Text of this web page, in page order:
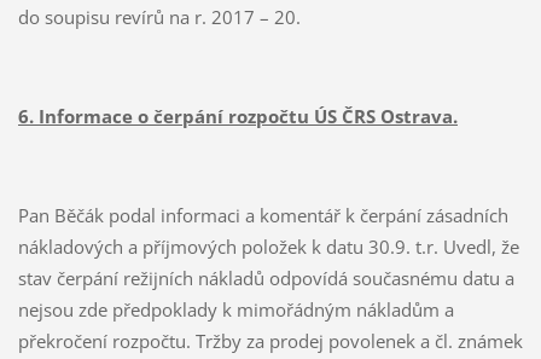
do soupisu revírů na r. 2017 – 20.
6. Informace o čerpání rozpočtu ÚS ČRS Ostrava.
Pan Běčák podal informaci a komentář k čerpání zásadních
nákladových a příjmových položek k datu 30.9. t.r. Uvedl, že
stav čerpání režijních nákladů odpovídá současnému datu a
nejsou zde předpoklady k mimořádným nákladům a
překročení rozpočtu. Tržby za prodej povolenek a čl. známek